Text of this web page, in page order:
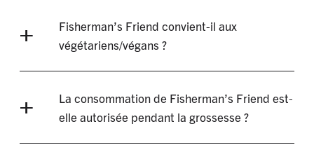
Fisherman’s Friend convient-il aux
végétariens/végans ?
La consommation de Fisherman’s Friend est-
elle autorisée pendant la grossesse ?